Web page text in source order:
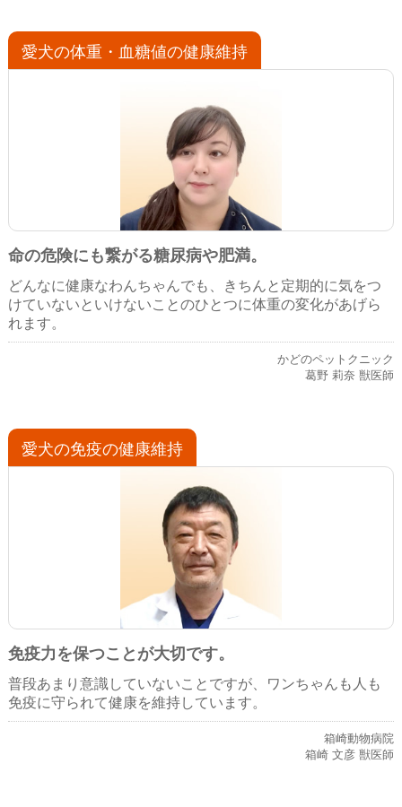
愛犬の体重・血糖値の健康維持
命の危険にも繋がる糖尿病や肥満。
どんなに健康なわんちゃんでも、きちんと定期的に気をつ
けていないといけないことのひとつに体重の変化があげら
れます。
かどのペットクニック
葛野 莉奈 獣医師
愛犬の免疫の健康維持
免疫力を保つことが大切です。
普段あまり意識していないことですが、ワンちゃんも人も
免疫に守られて健康を維持しています。
箱崎動物病院
箱崎 文彦 獣医師